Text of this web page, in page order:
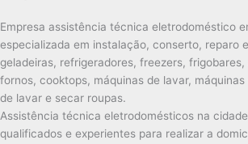
Empresa assistência técnica eletrodoméstico
especializada em instalação, conserto, reparo
geladeiras, refrigeradores, freezers, frigobares,
fornos, cooktops, máquinas de lavar,
de lavar e secar roupas.
Assistência técnica eletrodomésticos na
qualificados e experientes para realizar a